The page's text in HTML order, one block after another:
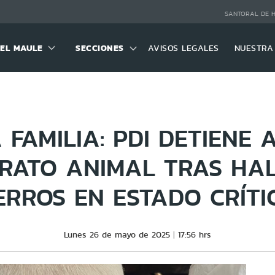
SANTORAL DE
MAULE SECCIONES AVISOS LEGALES
FAMILIA: PDI DETIENE
ANIMAL TRAS
EN ESTADO
Lunes 26 de mayo de 2025 17:56 hrs